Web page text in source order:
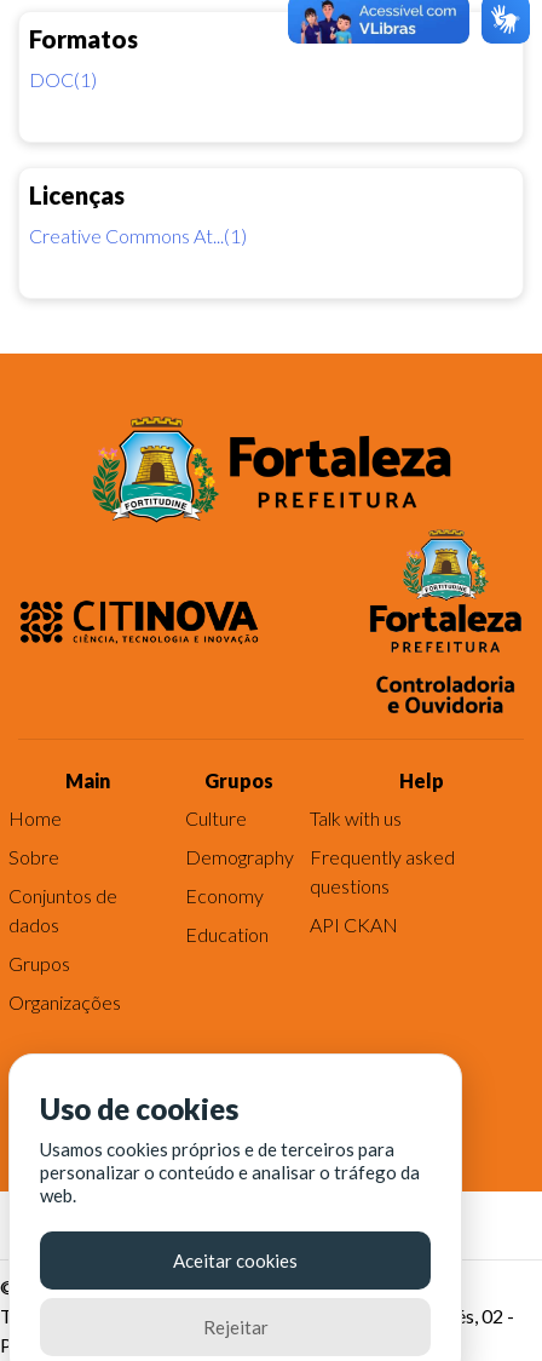
Formatos
DOC(1)
Licenças
Creative Commons At...(1)
Main
Home
Sobre
Conjuntos de
dados
Grupos
Organizações
Grupos
Culture
Demography
Economy
Education
Help
Talk with us
Frequently asked
questions
API CKAN
© Fortaleza Digital || CITINOVA - Fundação de Ciência,
Tecnologia e Inovação de Fortaleza - Rua dos Tremembés, 02 -
Praia de Iracema - Fortaleza-CE
Uso de cookies
Usamos cookies próprios e de terceiros para
personalizar o conteúdo e analisar o tráfego da
web.
Aceitar cookies
Rejeitar